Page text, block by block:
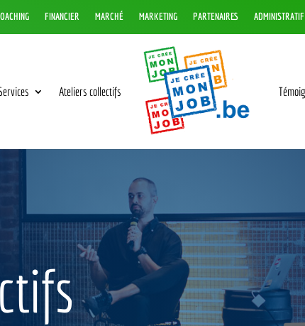
FINANCIER MARCHÉ MARKETING PARTENAIRES
Ateliers collectifs